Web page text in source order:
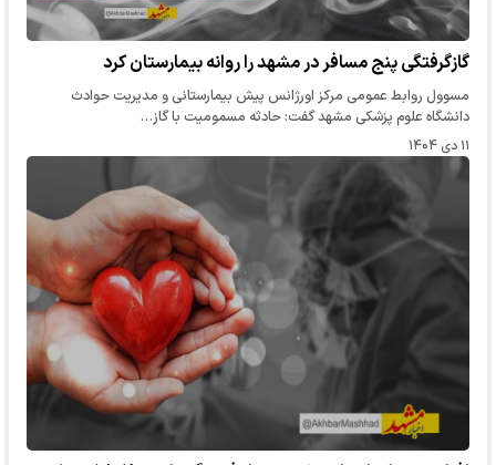
گازگرفتگی پنج مسافر در مشهد را روانه بیمارستان کرد
مسوول روابط عمومی مرکز اورژانس پیش بیمارستانی و مدیریت حوادث
دانشگاه علوم پزشکی مشهد گفت: حادثه مسمومیت با گاز…
۱۱ دی ۱۴۰۴